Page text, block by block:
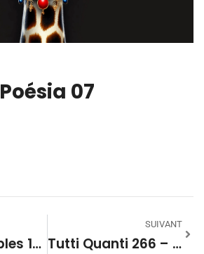
Poésia 07
Electric Troubles 1682 – GLIITCH
SUIVANT
Tutti Quanti 266 – BIRDS ON A WIRE PARTIE 02